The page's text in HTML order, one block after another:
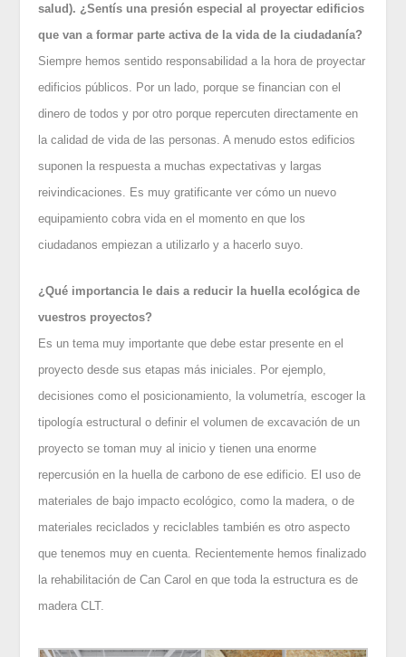
salud). ¿Sentís una presión especial al proyectar edificios
que van a formar parte activa de la vida de la ciudadanía?
Siempre hemos sentido responsabilidad a la hora de proyectar
edificios públicos. Por un lado, porque se financian con el
dinero de todos y por otro porque repercuten directamente en
la calidad de vida de las personas. A menudo estos edificios
suponen la respuesta a muchas expectativas y largas
reivindicaciones. Es muy gratificante ver cómo un nuevo
equipamiento cobra vida en el momento en que los
ciudadanos empiezan a utilizarlo y a hacerlo suyo.
¿Qué importancia le dais a reducir la huella ecológica de
vuestros proyectos?
Es un tema muy importante que debe estar presente en el
proyecto desde sus etapas más iniciales. Por ejemplo,
decisiones como el posicionamiento, la volumetría, escoger la
tipología estructural o definir el volumen de excavación de un
proyecto se toman muy al inicio y tienen una enorme
repercusión en la huella de carbono de ese edificio. El uso de
materiales de bajo impacto ecológico, como la madera, o de
materiales reciclados y reciclables también es otro aspecto
que tenemos muy en cuenta. Recientemente hemos finalizado
la rehabilitación de Can Carol en que toda la estructura es de
madera CLT.